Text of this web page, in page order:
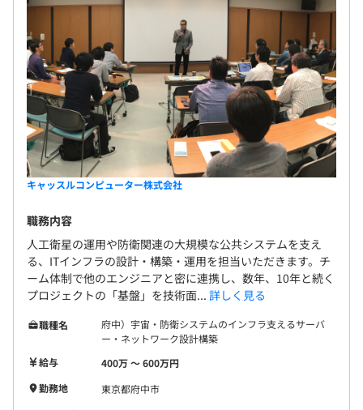
キャッスルコンピューター株式会社
職務内容
人工衛星の運用や防衛関連の大規模な公共システムを支え
る、ITインフラの設計・構築・運用を担当いただきます。チ
ーム体制で他のエンジニアと密に連携し、数年、10年と続く
プロジェクトの「基盤」を技術面... 詳しく見る
職種名
府中）宇宙・防衛システムのインフラ支えるサーバ
ー・ネットワーク設計構築
給与
400万 〜 600万円
勤務地
東京都府中市